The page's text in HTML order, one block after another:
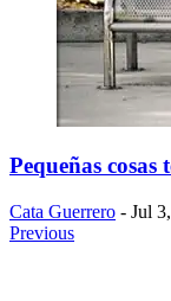
Pequeñas
Cata Guerrero - Jul
Previous